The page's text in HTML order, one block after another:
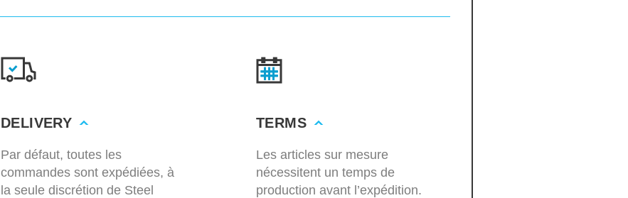
DELIVERY
Par défaut, toutes les
commandes sont expédiées, à
la seule discrétion de Steel
TERMS
Les articles sur mesure
nécessitent un temps de
production avant l’expédition.